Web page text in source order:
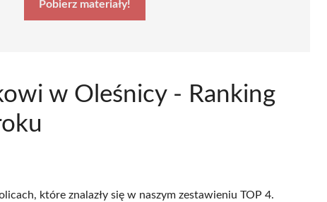
Pobierz materiały!
w Oleśnicy - Ranking
które znalazły się w naszym zestawieniu TOP 4.